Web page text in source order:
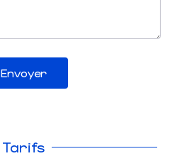
Envoyer
Tarifs